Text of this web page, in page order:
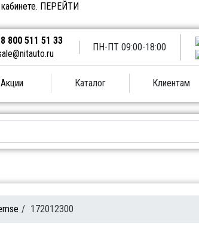
ПЕРЕЙТИ
8 800 511 51 33
ПН-ПТ 09:00-18:00
Акции Каталог Клиентам
/ 172012300